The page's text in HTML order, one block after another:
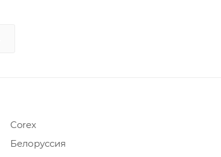
Corex
Белоруссия